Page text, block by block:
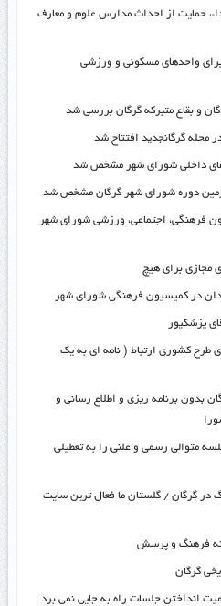
حمایت از احداث مدارس علوم و معارف
واحدهای مسکونی و ورزشی
و بقاع متبرکه گرگان بررسی شد
محله گرگانجدید افتتاح شد
داخلی شورای شهر مشخص شد
دوره شورای شهر گرگان مشخص شد
فرهنگی، اجتماعی، ورزشی شورای شهر
مجازی برای هیچ
در کمیسیون فرهنگی شورای شهر
پزشکپور
طرح کشوری ارتباط ( نامه ای به یک
بدون برنامه ریزی و اطلاع رسانی و
متوالی رسمی و علنی را به تعطیلی
در گرگان / گلستان ما فعال ترین سایت
فرهنگ و پرسش
گرگان
انداختن جلسات راه به جایی نمی برد